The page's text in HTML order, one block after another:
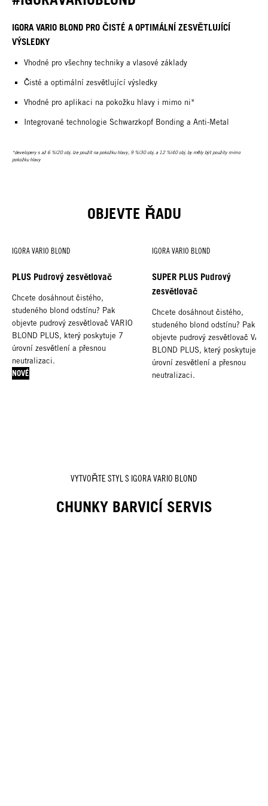
IGORA VARIO BLOND PRO ČISTÉ A OPTIMÁLNÍ ZESVĚTLUJÍCÍ
VÝSLEDKY
Vhodné pro všechny techniky a vlasové základy
Čisté a optimální zesvětlující výsledky
Vhodné pro aplikaci na pokožku hlavy i mimo ni*
Integrované technologie Schwarzkopf Bonding a Anti-Metal
*developery s až 6 %|20 obj. lze použít na pokožku hlavy, 9 %|30 obj. a 12 %|40 obj. by měly být použity mimo
pokožku hlavy
OBJEVTE ŘADU
IGORA VARIO BLOND
PLUS Pudrový zesvětlovač
Chcete dosáhnout čistého,
studeného blond odstínu? Pak
objevte pudrový zesvětlovač VARIO
BLOND PLUS, který poskytuje 7
úrovní zesvětlení a přesnou
neutralizaci.
NOVÉ
IGORA VARIO BLOND
SUPER PLUS Pudrový
zesvětlovač
Chcete dosáhnout čistého,
studeného blond odstínu? Pak
objevte pudrový zesvětlovač
BLOND PLUS, který poskytuje 8
úrovní zesvětlení a přesnou
neutralizaci.
VYTVOŘTE STYL S IGORA VARIO BLOND
CHUNKY BARVICÍ SERVIS